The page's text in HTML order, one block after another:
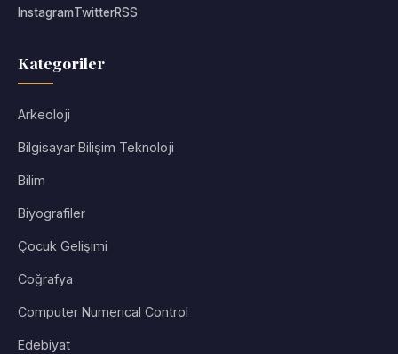
InstagramTwitterRSS
Kategoriler
Arkeoloji
Bilgisayar Bilişim Teknoloji
Bilim
Biyografiler
Çocuk Gelişimi
Coğrafya
Computer Numerical Control
Edebiyat